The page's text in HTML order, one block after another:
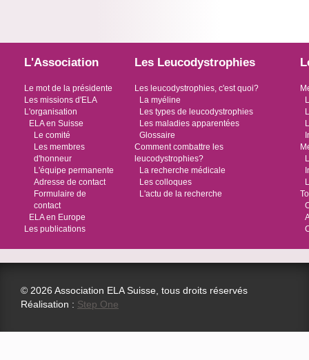
L'Association
Le mot de la présidente
Les missions d'ELA
L'organisation
ELA en Suisse
Le comité
Les membres
d'honneur
L'équipe permanente
Adresse de contact
Formulaire de
contact
ELA en Europe
Les publications
Les Leucodystrophies
Les leucodystrophies, c'est quoi?
La myéline
Les types de leucodystrophies
Les maladies apparentées
Glossaire
Comment combattre les
leucodystrophies?
La recherche médicale
Les colloques
L'actu de la recherche
© 2026 Association ELA Suisse, tous droits réservés
Réalisation : Step One